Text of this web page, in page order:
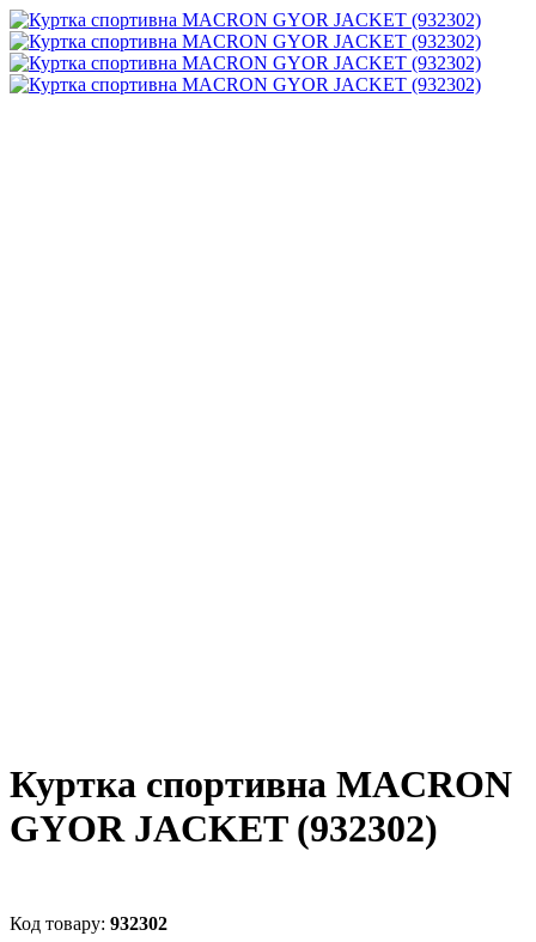
Куртка спортивна MACRON
GYOR JACKET (932302)
932302